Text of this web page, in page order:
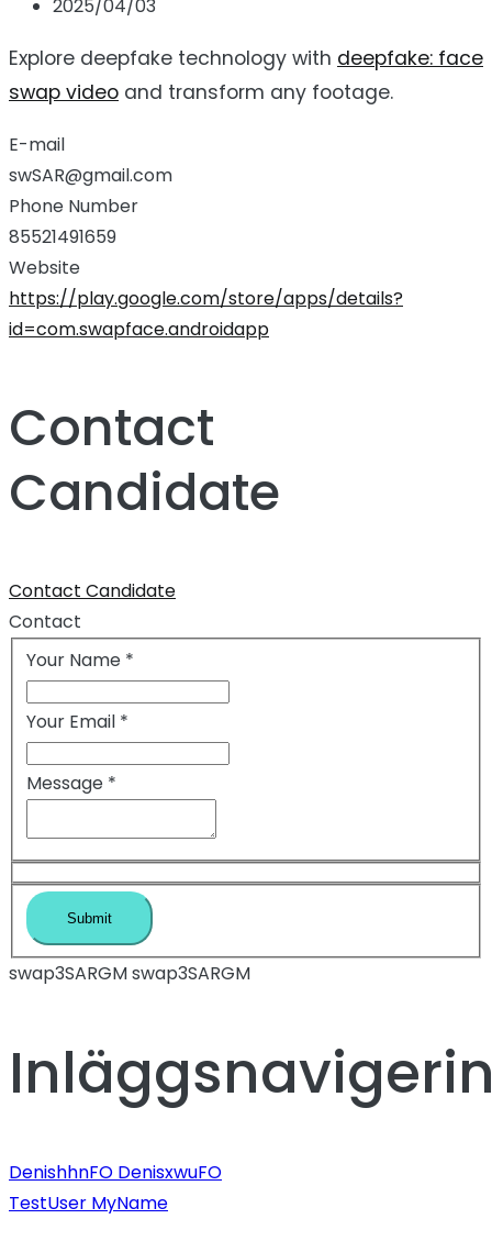
2025/04/03
Explore deepfake technology with deepfake: face
swap video and transform any footage.
E-mail
swSAR@gmail.com
Phone Number
85521491659
Website
https://play.google.com/store/apps/details?
id=com.swapface.androidapp
Contact
Candidate
Contact Candidate
Contact
Your Name *
Your Email *
Message *
swap3SARGM swap3SARGM
DenishhnFO DenisxwuFO
TestUser MyName